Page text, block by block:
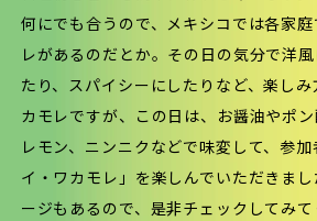
何にでも合うので、メキシコでは各家
レがあるのだとか。その日の気分で洋
たり、スパイシーにしたりなど、楽し
カモレですが、この日は、お醤油やポン
レモン、ニンニクなどで味変して、参
イ・ワカモレ」を楽しんでいただきま
ージもあるので、是非チェックしてみて